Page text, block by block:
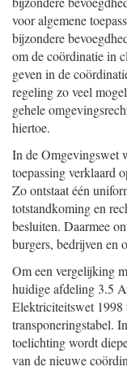
voor algemene
bijzondere
om de coördinatie in
geven in de
regeling zo veel
gehele
hiertoe.
In de Omgevingswet
toepassing verklaard
Zo ontstaat één
totstandkoming en
besluiten. Daarmee
burgers, bedrijven en
Om een vergelijking
huidige afdeling 3.5
Elektriciteitswet 1998
transponeringstabel.
toelichting wordt
van de nieuwe